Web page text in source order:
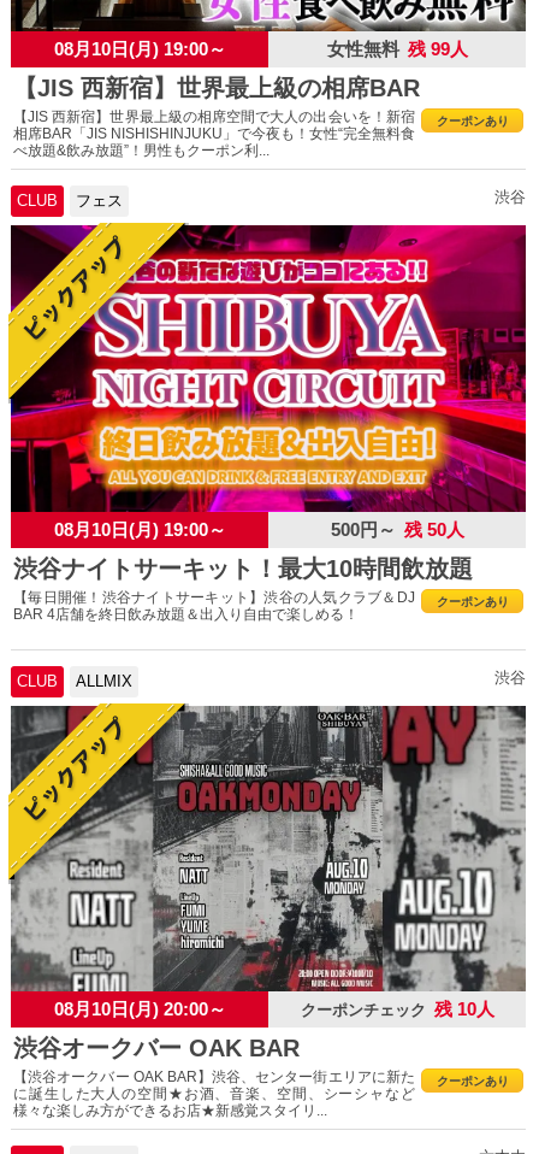
08月10日(月) 19:00～ 女性無料 残 99人
【JIS 西新宿】世界最上級の相席BAR
クーポンあり
【JIS 西新宿】世界最上級の相席空間で大人の出会いを！新宿
相席BAR「JIS NISHISHINJUKU」で今夜も！女性“完全無料食
べ放題&飲み放題”！男性もクーポン利...
CLUB フェス 渋谷
08月10日(月) 19:00～ 500円～ 残 50人
渋谷ナイトサーキット！最大10時間飲放題
クーポンあり
【毎日開催！渋谷ナイトサーキット】渋谷の人気クラブ＆DJ
BAR 4店舗を終日飲み放題＆出入り自由で楽しめる！
CLUB ALLMIX 渋谷
08月10日(月) 20:00～ クーポンチェック 残 10人
渋谷オークバー OAK BAR
クーポンあり
【渋谷オークバー OAK BAR】渋谷、センター街エリアに新た
に誕生した大人の空間★お酒、音楽、空間、シーシャなど
様々な楽しみ方ができるお店★新感覚スタイリ...